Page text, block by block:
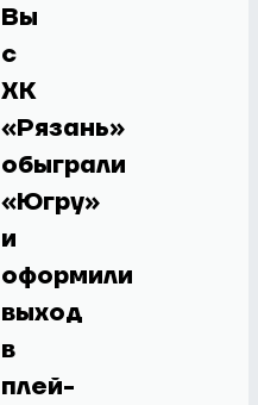
Вы
с
ХК
«Рязань»
обыграли
«Югру»
и
оформили
выход
в
плей-